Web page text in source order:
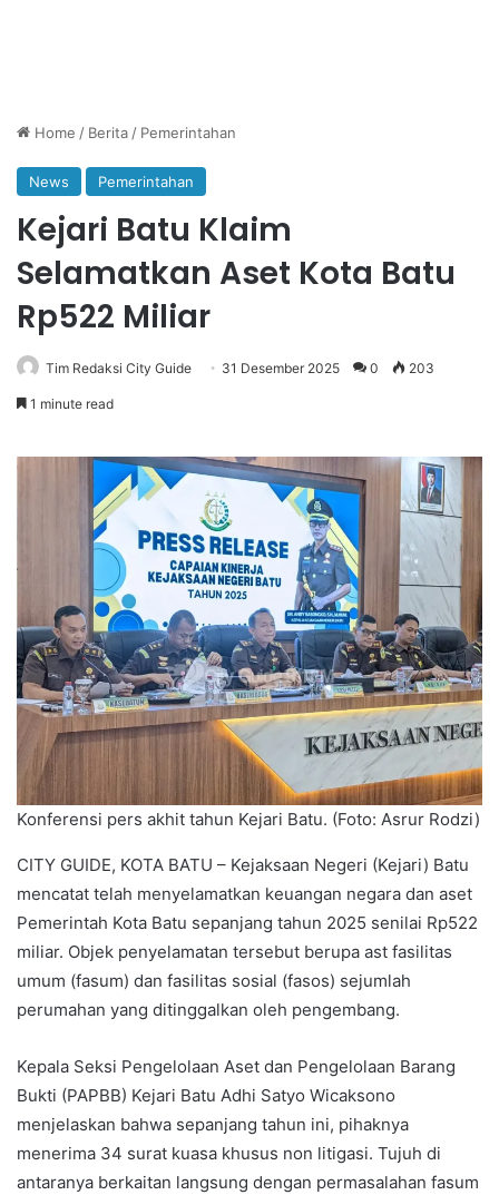
Home / Berita / Pemerintahan
News Pemerintahan
Kejari Batu Klaim
Selamatkan Aset Kota Batu
Rp522 Miliar
Tim Redaksi City Guide 31 Desember 2025 0 203
1 minute read
Konferensi pers akhit tahun Kejari Batu. (Foto: Asrur Rodzi)
CITY GUIDE, KOTA BATU – Kejaksaan Negeri (Kejari) Batu
mencatat telah menyelamatkan keuangan negara dan aset
Pemerintah Kota Batu sepanjang tahun 2025 senilai Rp522
miliar. Objek penyelamatan tersebut berupa ast fasilitas
umum (fasum) dan fasilitas sosial (fasos) sejumlah
perumahan yang ditinggalkan oleh pengembang.
Kepala Seksi Pengelolaan Aset dan Pengelolaan Barang
Bukti (PAPBB) Kejari Batu Adhi Satyo Wicaksono
menjelaskan bahwa sepanjang tahun ini, pihaknya
menerima 34 surat kuasa khusus non litigasi. Tujuh di
antaranya berkaitan langsung dengan permasalahan fasum